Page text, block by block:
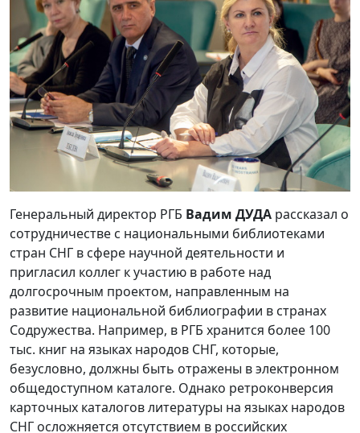
Генеральный директор РГБ Вадим ДУДА рассказал о
сотрудничестве с национальными библиотеками
стран СНГ в сфере научной деятельности и
пригласил коллег к участию в работе над
долгосрочным проектом, направленным на
развитие национальной библиографии в странах
Содружества. Например, в РГБ хранится более 100
тыс. книг на языках народов СНГ, которые,
безусловно, должны быть отражены в электронном
общедоступном каталоге. Однако ретроконверсия
карточных каталогов литературы на языках народов
СНГ осложняется отсутствием в российских